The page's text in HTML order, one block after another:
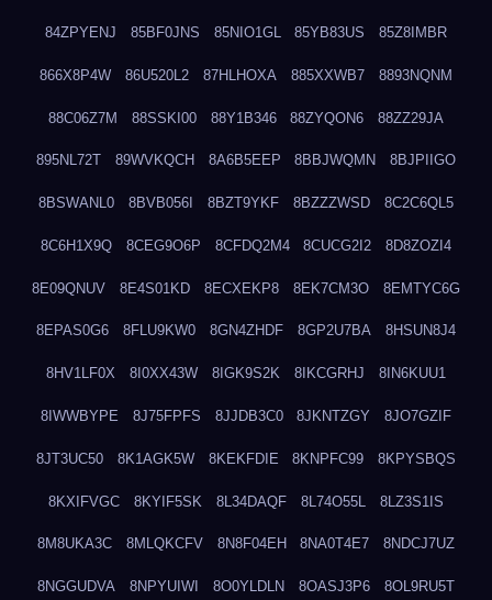
84ZPYENJ 85BF0JNS 85NIO1GL 85YB83US 85Z8IMBR
866X8P4W 86U520L2 87HLHOXA 885XXWB7 8893NQNM
88C06Z7M 88SSKI00 88Y1B346 88ZYQON6 88ZZ29JA
895NL72T 89WVKQCH 8A6B5EEP 8BBJWQMN 8BJPIIGO
8BSWANL0 8BVB056I 8BZT9YKF 8BZZZWSD 8C2C6QL5
8C6H1X9Q 8CEG9O6P 8CFDQ2M4 8CUCG2I2 8D8ZOZI4
8E09QNUV 8E4S01KD 8ECXEKP8 8EK7CM3O 8EMTYC6G
8EPAS0G6 8FLU9KW0 8GN4ZHDF 8GP2U7BA 8HSUN8J4
8HV1LF0X 8I0XX43W 8IGK9S2K 8IKCGRHJ 8IN6KUU1
8IWWBYPE 8J75FPFS 8JJDB3C0 8JKNTZGY 8JO7GZIF
8JT3UC50 8K1AGK5W 8KEKFDIE 8KNPFC99 8KPYSBQS
8KXIFVGC 8KYIF5SK 8L34DAQF 8L74O55L 8LZ3S1IS
8M8UKA3C 8MLQKCFV 8N8F04EH 8NA0T4E7 8NDCJ7UZ
8NGGUDVA 8NPYUIWI 8O0YLDLN 8OASJ3P6 8OL9RU5T